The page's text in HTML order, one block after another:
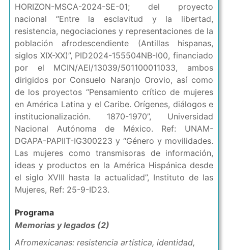
HORIZON-MSCA-2024-SE-01; del proyecto
nacional “Entre la esclavitud y la libertad,
resistencia, negociaciones y representaciones de la
población afrodescendiente (Antillas hispanas,
siglos XIX-XX)”, PID2024-155504NB-I00, financiado
por el MCIN/AEI/13039/501100011033, ambos
dirigidos por Consuelo Naranjo Orovio, así como
de los proyectos “Pensamiento crítico de mujeres
en América Latina y el Caribe. Orígenes, diálogos e
institucionalización. 1870-1970”, Universidad
Nacional Autónoma de México. Ref: UNAM-
DGAPA-PAPIIT-IG300223 y “Género y movilidades.
Las mujeres como transmisoras de información,
ideas y productos en la América Hispánica desde
el siglo XVIII hasta la actualidad”, Instituto de las
Mujeres, Ref: 25-9-ID23.
Programa
Memorias y legados (2)
Afromexicanas: resistencia artística, identidad,